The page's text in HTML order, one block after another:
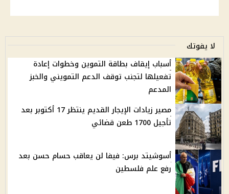
لا يفوتك
أسباب إيقاف بطاقة التموين وخطوات إعادة
تفعيلها لتجنب توقف الدعم التمويني والخبز
المدعم
مصير زيادات الإيجار القديم ينتظر 17 أكتوبر بعد
تأجيل 1700 طعن قضائي
أسوشيتد برس: فيفا لن يعاقب حسام حسن بعد
رفع علم فلسطين